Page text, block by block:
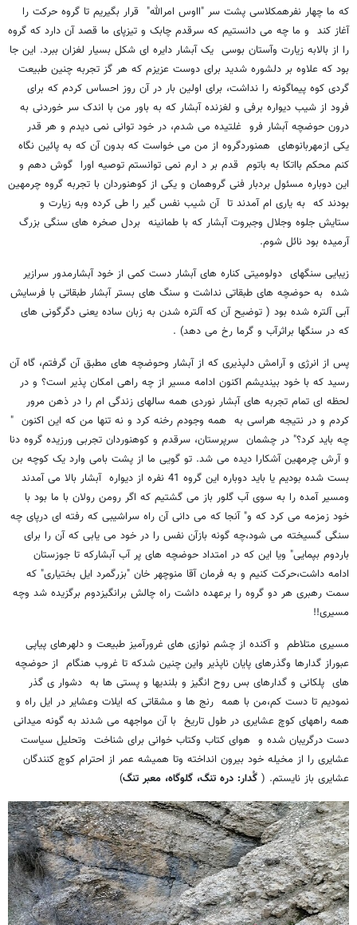
که ما چهار نفرهمکلاسی پشت سر "ااوس امرالله" قرار بگیریم تا گروه حرکت را
آغاز کند و ما چه می دانستیم که سرقدم چابک و تیزپای ما قصد آن دارد که گروه
را از بالابه زیارت وآستان بوسی یک آبشار دایره ای شکل بسیار لغزان ببرد. این جا
بود که علاوه بر دلشوره شدید برای دوست عزیزم که هر گز تجربه چنین طبیعت
گردی کوه پیماگونه را نداشت، برای اولین بار در آن روز احساس کردم که برای
فرود از شیب دیواره برفی و لغزنده آبشار که به باور من با اندک سر خوردنی به
درون حوضچه آبشار فرو غلتیده می شدم، در خود توانی نمی دیدم و هر قدر
یکی ازمهربانوهای همنوردگروه از من می خواست که بدون آن که به پائین نگاه
کنم محکم بااتکا به باتوم قدم بر د ارم نمی توانستم توصیه اورا گوش دهم و
این دوباره مسئول بردبار فنی گروهمان و یکی از کوهنوردان با تجربه گروه چرمهین
بودند که به یاری ام آمدند تا آن شیب نفس گیر را طی کرده وبه زیارت و
ستایش جلوه وجلال وجبروت آبشار که با طمانینه بردل صخره های سنگی بزرگ
آرمیده بود نائل شوم.
زیبایی سنگهای دولومیتی کناره های آبشار دست کمی از خود آبشارمدور سرازیر
شده به حوضچه های طبقاتی نداشت و سنگ های بستر آبشار طبقاتی با فرسایش
آبی آلتره شده بود ( توضیح آن که آلتره شدن به زبان ساده یعنی دگرگونی های
که در سنگها براثرآب و گرما رخ می دهد) .
پس از انرژی و آرامش دلپذیری که از آبشار وحوضچه های مطبق آن گرفتم، گاه آن
رسید که با خود بیندیشم اکنون ادامه مسیر از چه راهی امکان پذیر است؟ و در
لحظه ای تمام تجربه های آبشار نوردی همه سالهای زندگی ام را در ذهن مرور
کردم و در نتیجه هراسی به همه وجودم رخنه کرد و نه تنها من که این اکنون "
چه باید کرد؟" در چشمان سرپرستان، سرقدم و کوهنوردان تجربی ورزیده گروه دنا
و آرش چرمهین آشکارا دیده می شد. تو گویی ما از پشت بامی وارد یک کوچه بن
بست شده بودیم یا باید دوباره این گروه 41 نفره از دیواره آبشار بالا می آمدند
ومسیر آمده را به سوی آب گلور باز می گشتیم که اگر رومن رولان با ما بود با
خود زمزمه می کرد که و" آنجا که می دانی آن راه سراشیبی که رفته ای درپای چه
سنگی گسیخته می شود،چه گونه بازآن نفس را در خود می یابی که آن را برای
باردوم بپمایی" ویا این که در امتداد حوضچه های پر آب آبشارکه تا جوزستان
ادامه داشت،حرکت کنیم و به فرمان آقا منوچهر خان "بزرگمرد ایل بختیاری" که
سمت رهبری هر دو گروه را برعهده داشت راه چالش برانگیزدوم برگزیده شد وچه
مسیری!!
مسیری متلاطم و آکنده از چشم نوازی های غرورآمیز طبیعت و دلهرهای پیاپی
عبوراز گدارها وگذرهای پایان ناپذیر واین چنین شدکه تا غروب هنگام از حوضچه
های پلکانی و گدارهای بس روح انگیز و بلندیها و پستی ها به دشوار ی گذر
نمودیم تا دست کم،من با همه رنج ها و مشقاتی که ایلات وعشایر در ایل راه و
همه راههای کوچ عشایری در طول تاریخ با آن مواجهه می شدند به گونه میدانی
دست درگریبان شده و هوای کتاب وکتاب خوانی برای شناخت وتحلیل سیاست
عشایری را از مخیله خود بیرون انداخته وتا همیشه عمر از احترام کوچ کنندگان
عشایری باز نایستم. ( گُدار: دره تنگ، گلوگاه، معبر تنگ)